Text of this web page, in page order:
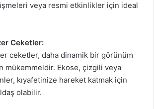
veya resmi etkinlikler için ideal
Ceketler:
ceketler, daha dinamik bir görünüm
mükemmeldir. Ekose, çizgili veya
kıyafetinize hareket katmak için
olabilir.